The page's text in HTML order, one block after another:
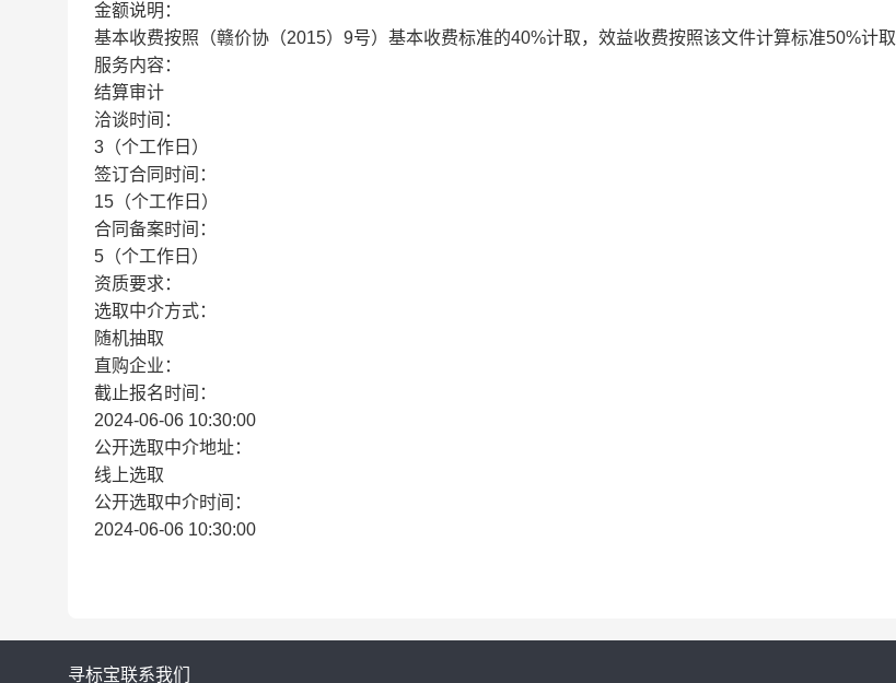
金额说明：
基本收费按照（赣价协（2015）9号）基本收费标准的40%计取，效益收费按照该文件计算标准50%计取
服务内容：
结算审计
洽谈时间：
3（个工作日）
签订合同时间：
15（个工作日）
合同备案时间：
5（个工作日）
资质要求：
选取中介方式：
随机抽取
直购企业：
截止报名时间：
2024-06-06 10:30:00
公开选取中介地址：
线上选取
公开选取中介时间：
2024-06-06 10:30:00
寻标宝联系我们